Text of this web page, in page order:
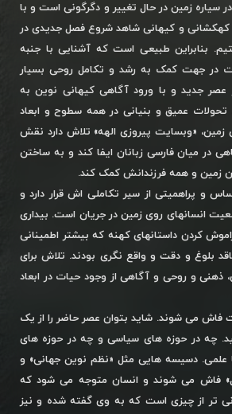
سیاره زمین در حال تغییر و دگرگونی است و با
کهکشانی و کیهانی شاهد شروع فصل جدیدی در
بنابراین طبیعی است که آشنایی با جنبه
در جهت کمک به رشد و تکامل روحی بسیار
جدید و با ورود آگاهی کیهانی نوین به
عمیق و بنیانی در همه سطوح و ابعاد
زمین، «وبسایت پیروزی الهه» تلاش دارد نقش
در میان فارسی زبانان ایفا کند و به ساختن
زمین و همه فرزندانش کمک کند.
و پراهمیتی از سیر تکاملی اش قرار دارد و
انسانهای روی زمین در جریان است. بیداری
کردن داستانهای کهنه که بیشتر اطمینانی
بلوغ و دقت و واقع نگری بودند. تلاش برای
ذهنی و روحی و آگاهی از وجود حیات در ابعاد
فاش می شوند. شاید بتوان عصر حاضر را از یک
چه در حوزه های سیاسی و چه در حوزه های
علمی. دسیسه هایی مثل «نظم نوین جهانی» و
فاش می شوند و انسان متوجه می شود که
تر از چیزی است که به وی گفته شده و نیز